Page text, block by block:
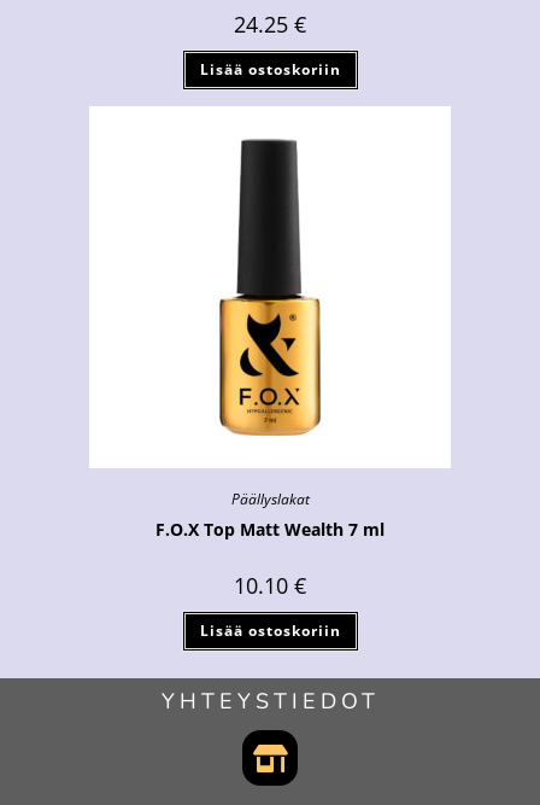
24.25 €
Lisää ostoskoriin
Päällyslakat
F.O.X Top Matt Wealth 7 ml
10.10 €
Lisää ostoskoriin
YHTEYSTIEDOT